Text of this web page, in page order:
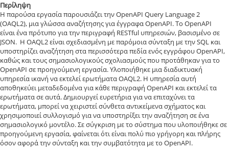
Περίληψη
Η παρούσα εργασία παρουσιάζει την OpenAPI Query Language 2
(OAQL2), μια γλώσσα αναζήτησης για έγγραφα OpenAPI. Το OpenAPI
είναι ένα πρότυπο για την περιγραφή RESTful υπηρεσιών, βασισμένο σε
JSON. Η OAQL2 είναι σχεδιασμένη με παρόμοια σύνταξη με την SQL και
υποστηρίζει αναζήτηση στα περισσότερα πεδία ενός εγγράφου OpenAPI,
καθώς και τους σημασιολογικούς σχολιασμούς που προτάθηκαν για το
OpenAPI σε προηγούμενη εργασία. Υλοποιήθηκε μια διαδικτυακή
υπηρεσία ικανή να εκτελεί ερωτήματα OAQL2. Η υπηρεσία αυτή
αποθηκεύει μεταδεδομένα για κάθε περιγραφή OpenAPI και εκτελεί τα
ερωτήματα σε αυτά. Δημιουργεί ευρετήρια για να επιταχύνει τα
ερωτήματα, μπορεί να χειριστεί σύνθετα αντικείμενα σχήματος και
χρησιμοποιεί συλλογισμό για να υποστηρίξει την αναζήτηση σε ένα
σημασιολογικό μοντέλο. Σε σύγκριση με το σύστημα που υλοποιήθηκε σε
προηγούμενη εργασία, φαίνεται ότι είναι πολύ πιο γρήγορη και πλήρης
όσον αφορά την σύνταξη και την συμβατότητα με το OpenAPI.